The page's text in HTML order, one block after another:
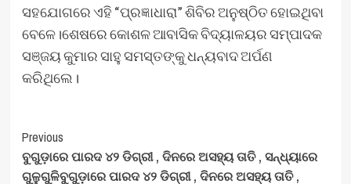
ସହଯୋଗରେ ଏହି “ପ୍ରଜ୍ଞାଧାରା” ଶିବିର ଅନୁଷ୍ଠିତ ହୋଇଥିବା
ବେଳେ।ଶେଷରେ କୋଶଳ ଆବାସିକ ବିଦ୍ୟାଳୟର ସମ୍ପାଦକ
ସଞ୍ଜୟ କୁମାର ସାହୁ ସମସ୍ତଙ୍କୁ ଧନ୍ୟବାଦ ଅର୍ପଣ
କରିଥିଲେ।
Post
Navigation
Previous
ବୁଗୁଡ଼ାରେ ପାରଦ ୪୨ ଡିଗ୍ରୀ , ଦିନରେ ଅସହ୍ୟ ତାତି , ସନ୍ଧ୍ୟାରେ
ଗୁଳୁଗୁଳିବୁଗୁଡ଼ାରେ ପାରଦ ୪୨ ଡିଗ୍ରୀ , ଦିନରେ ଅସହ୍ୟ ତାତି ,